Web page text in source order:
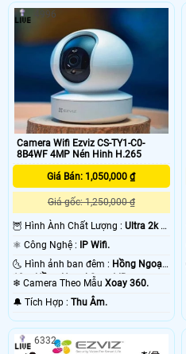
hình ảnh: H.265/H.264
Camera Wifi Ezviz CS-TY1-C0-
8B4WF 4MP Nén Hinh H.265
Giá Bán: 1,050,000 ₫
Giá gốc: 1,250,000 ₫
🦉 Hình Ành Chất Lượng : Ultra 2k +
⚛️ Công Nghệ : IP Wifi.
🌜 Hình ảnh ban đêm : Hồng Ngoại
10m Hồng Ngoại Smart IR.
❄ Camera Theo Mẫu Xoay 360.
️🔔 Tích Hợp : Thu Âm.
4996
6332